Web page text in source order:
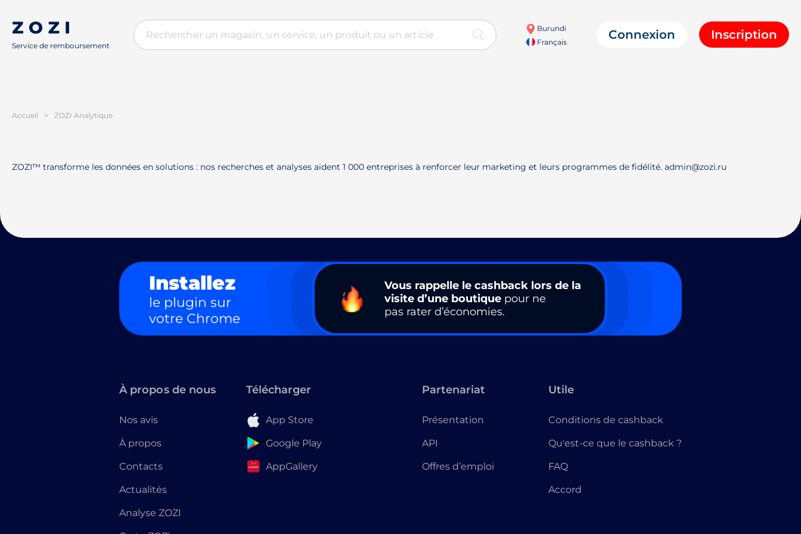
Service de remboursement
Burundi
Français
Connexion Inscription
Accueil > ZOZI Analytique
ZOZI™ transforme les données en solutions : nos recherches et analyses aident 1 000 entreprises à renforcer leur marketing et leurs programmes de fidélité. admin@zozi.ru
Installez
le plugin sur
votre Chrome
Vous rappelle le cashback lors de la
visite d’une boutique pour ne
pas rater d’économies.
À propos de nous
Nos avis
À propos
Contacts
Actualités
Analyse ZOZI
Télécharger
App Store
Google Play
AppGallery
Partenariat
Présentation
API
Offres d’emploi
Utile
Conditions de cashback
Qu'est-ce que le cashback ?
FAQ
Accord